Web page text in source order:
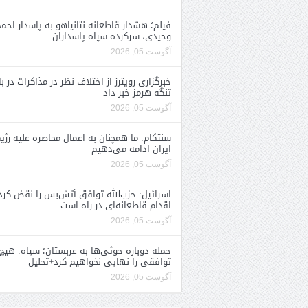
فیلم؛ هشدار قاطعانه نتانیاهو به پاسدار
وحیدی، سرکرده سپاه پاسداران
آگوست 05, 2026
خبرگزاری رویترز از اختلاف نظر در مذاکرات در
تنگه هرمز خبر داد
آگوست 05, 2026
سنتکام: ما همچنان به اعمال محاصره علیه
ایران ادامه می‌دهیم
آگوست 05, 2026
اسرائیل: حزب‌الله توافق آتش‌بس را نقض
اقدام قاطعانه‌ای در راه است
آگوست 05, 2026
حمله دوباره حوثی‌ها به عربستان؛ سپاه: هیچ
توافقی را نهایی نخواهیم کرد+تحلیل
آگوست 05, 2026